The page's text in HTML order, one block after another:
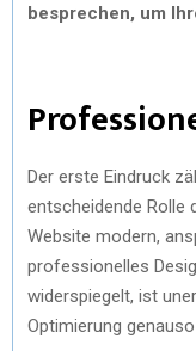
besprechen, um
Der erste Eindruck
entscheidende Rolle
Website modern,
professionelles
widerspiegelt, ist
Optimierung